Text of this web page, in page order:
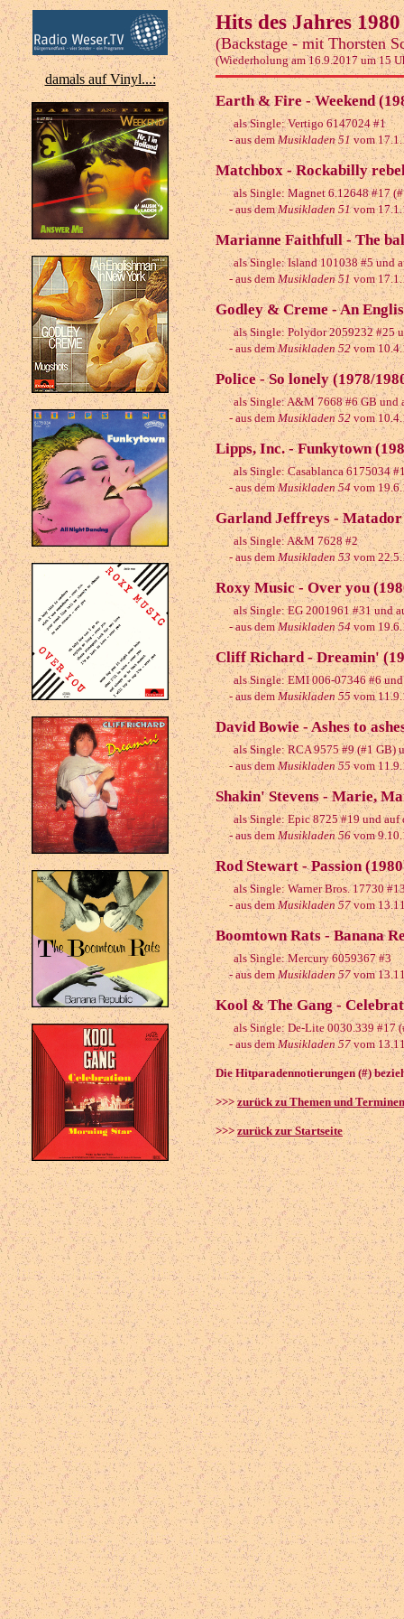
damals auf Vinyl...:
Hits des Jahres
(Backstage - mit Thorsten
(Wiederholung am 16.9.2017 um 15
Earth & Fire - Weekend
als Single: Vertigo 6147024 #1
- aus demMusikladen 51vom
Matchbox - Rockabilly
als Single: Magnet 6.12648 #17
- aus demMusikladen 51vom
Marianne Faithfull - The
als Single: Island 101038 #5 und
- aus demMusikladen 51vom
Godley & Creme - An
als Single: Polydor 2059232 #25
- aus demMusikladen 52vom
Police - So lonely (1978/
als Single: A&M 7668 #6 GB und
- aus demMusikladen 52 vom
Lipps, Inc. - Funkytown
als Single: Casablanca 6175034
- aus demMusikladen 54 vom
Garland Jeffreys - Matador
als Single: A&M 7628 #2
- aus demMusikladen 53vom
Roxy Music - Over you
als Single: EG 2001961 #31 und
- aus demMusikladen 54vom
Cliff Richard - Dreamin'
als Single: EMI 006-07346 #6
- aus demMusikladen 55vom
David Bowie - Ashes to
als Single: RCA 9575 #9 (#1 GB)
- aus demMusikladen 55vom
Shakin' Stevens - Marie,
als Single: Epic 8725 #19 und auf
- aus demMusikladen 56vom
Rod Stewart - Passion
als Single: Warner Bros. 17730
- aus demMusikladen 57vom
Boomtown Rats - Banana
als Single: Mercury 6059367 #3
- aus dem Musikladen 57vom
Kool & The Gang -
als Single: De-Lite 0030.339 #17
- aus demMusikladen 57vom
Die Hitparadennotierungen (#)
>>>zurück zu Themen und Terminen
>>>zurück zur Startseite